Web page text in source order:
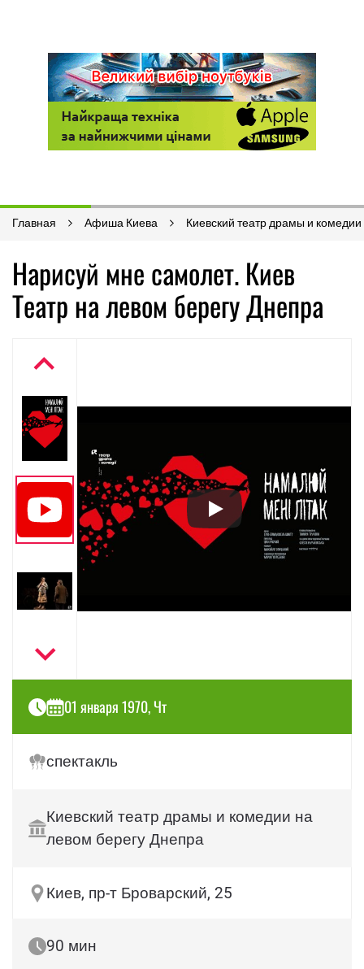
Главная Афиша Киева Киевский театр драмы и
Нарисуй мне самолет. Киев
Театр на левом берегу Днепра
01 января 1970, Чт
спектакль
Киевский театр драмы и комедии на
левом берегу Днепра
Киев, пр-т Броварский, 25
90 мин